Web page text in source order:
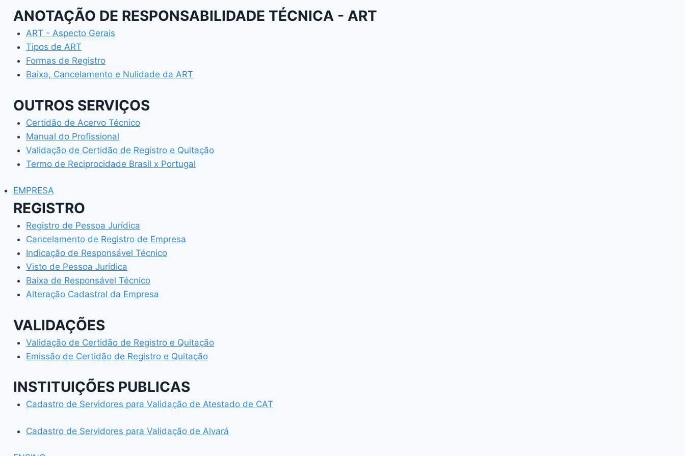
ANOTAÇÃO DE RESPONSABILIDADE TÉCNICA - ART
ART - Aspecto Gerais
Tipos de ART
Formas de Registro
Baixa, Cancelamento e Nulidade da ART
OUTROS SERVIÇOS
Certidão de Acervo Técnico
Manual do Profissional
Validação de Certidão de Registro e Quitação
Termo de Reciprocidade Brasil x Portugal
EMPRESA
REGISTRO
Registro de Pessoa Jurídica
Cancelamento de Registro de Empresa
Indicação de Responsável Técnico
Visto de Pessoa Jurídica
Baixa de Responsável Técnico
Alteração Cadastral da Empresa
VALIDAÇÕES
Validação de Certidão de Registro e Quitação
Emissão de Certidão de Registro e Quitação
INSTITUIÇÕES PUBLICAS
Cadastro de Servidores para Validação de Atestado de CAT
Cadastro de Servidores para Validação de Alvará